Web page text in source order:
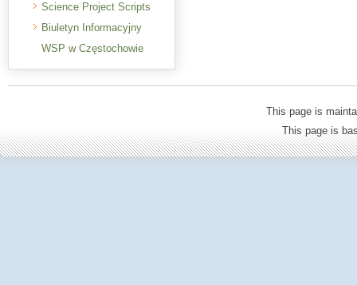
Science Project Scripts
Biuletyn Informacyjny
WSP w Częstochowie
This page is
This page is